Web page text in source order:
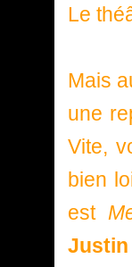
Le
Mais
une
Vite,
bien
est